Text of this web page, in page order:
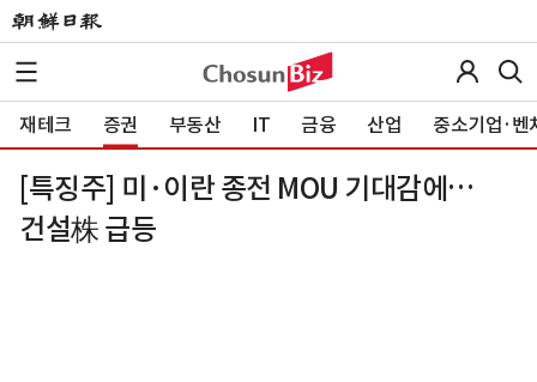
재테크 증권 부동산 IT 금융 산업 중소기업·벤
[특징주] 미·이란 종전 MOU 기대감에…
건설株 급등